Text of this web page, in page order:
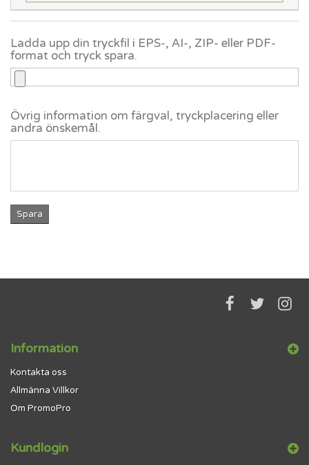
Ladda upp din tryckfil i EPS-, AI-, ZIP- eller PDF-
format och tryck spara.
Övrig information om färgval, tryckplacering eller
andra önskemål.
Spara
Information
Kontakta oss
Allmänna Villkor
Om PromoPro
Kundlogin